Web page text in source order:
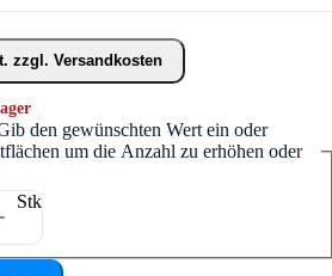
zzgl. Versandkosten
den gewünschten Wert ein oder
um die Anzahl zu erhöhen oder
Stk